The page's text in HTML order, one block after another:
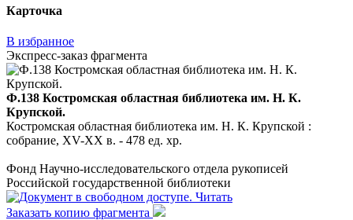
Карточка
В избранное
Экспресс-заказ фрагмента
Ф.138 Костромская областная библиотека им. Н. К.
Крупской.
Костромская областная библиотека им. Н. К. Крупской :
собрание, XV-XX в. - 478 ед. хр.
Фонд Научно-исследовательского отдела рукописей
Российской государственной библиотеки
Читать
Заказать копию фрагмента